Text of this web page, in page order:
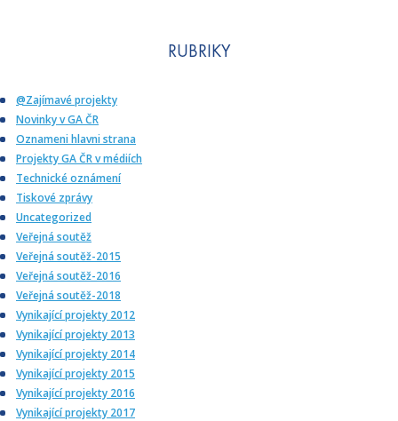
RUBRIKY
@Zajímavé projekty
Novinky v GA ČR
Oznameni hlavni strana
Projekty GA ČR v médiích
Technické oznámení
Tiskové zprávy
Uncategorized
Veřejná soutěž
Veřejná soutěž-2015
Veřejná soutěž-2016
Veřejná soutěž-2018
Vynikající projekty 2012
Vynikající projekty 2013
Vynikající projekty 2014
Vynikající projekty 2015
Vynikající projekty 2016
Vynikající projekty 2017